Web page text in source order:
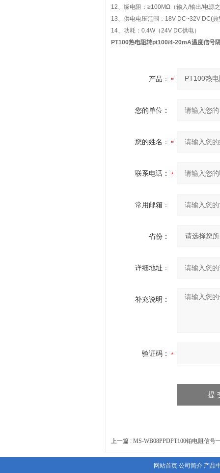
12、缘电阻：≥100MΩ（输入/输出/电源
13、供电电压范围：18V DC~32V DC(
14、功耗：0.4W（24V DC供电）
PT100热电阻转pt100/4-20mA温度信号
产品：
您的单位：
您的姓名：
联系电话：
常用邮箱：
省份：
详细地址：
补充说明：
验证码：
上一篇 : MS-WB08PPDPT100铂电阻信号
网站首页 公司简介 产品